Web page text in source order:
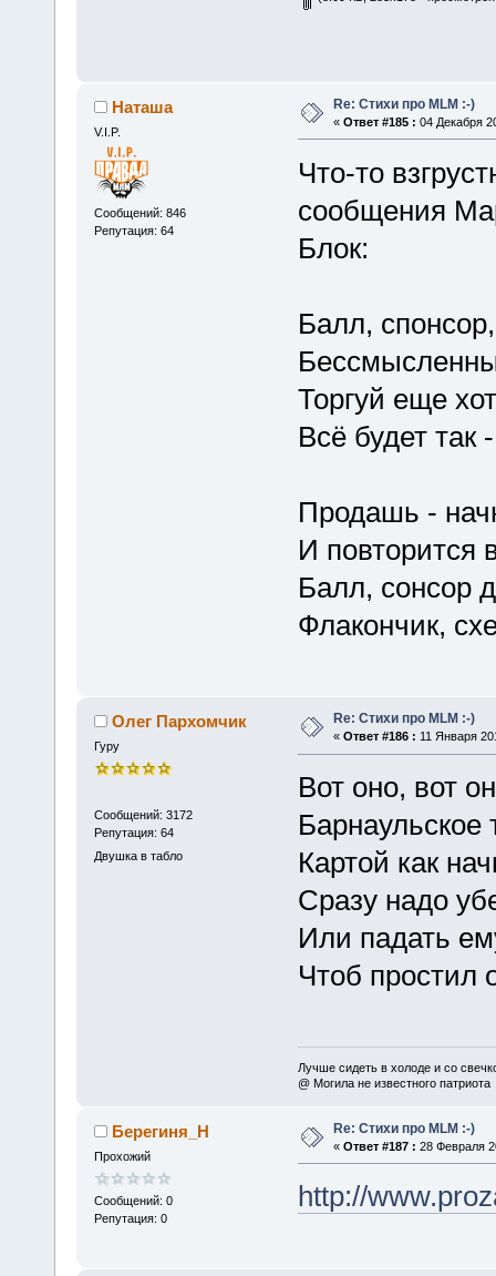
Наташа
V.I.P.
Сообщений: 846
Репутация: 64
Re: Стихи про MLM :-)
« Ответ #185 : 04 Декабря
Что-то
сообщения
Блок:
Балл,
Торгуй еще
Всё будет так
Продашь -
И повторится
Балл, сонсор
Флакончик,
Олег Пархомчик
Гуру
Сообщений: 3172
Репутация: 64
Двушка в табло
Re: Стихи про MLM :-)
« Ответ #186 : 11 Января
Вот оно, вот
Барнаульское
Картой как
Сразу надо
Или падать
Чтоб простил
Лучше сидеть в холоде и со
@ Могила не известного патриота
Берегиня_Н
Прохожий
Сообщений: 0
Репутация: 0
Re: Стихи про MLM :-)
« Ответ #187 : 28 Февраля
http://